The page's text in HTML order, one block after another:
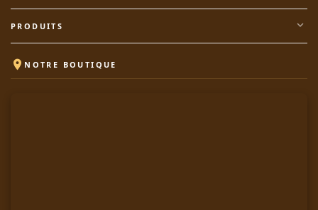
PRODUITS expand_more
 NOTRE BOUTIQUE